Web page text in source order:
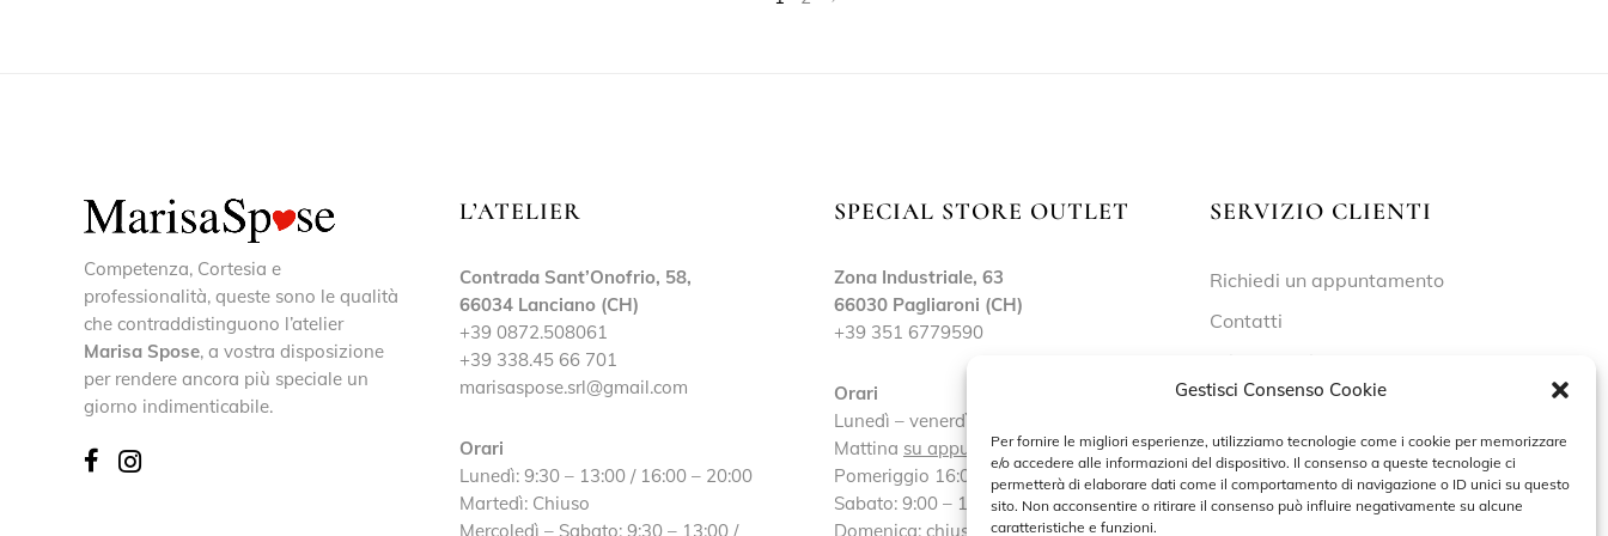
Gestisci Consenso Cookie
Per fornire le migliori esperienze, utilizziamo tecnologie come i cookie per memorizzare
e/o accedere alle informazioni del dispositivo. Il consenso a queste tecnologie ci
permetterà di elaborare dati come il comportamento di navigazione o ID unici su questo
sito. Non acconsentire o ritirare il consenso può influire negativamente su alcune
caratteristiche e funzioni.
Competenza, Cortesia e
professionalità, queste sono le qualità
che contraddistinguono l’atelier
Marisa Spose, a vostra disposizione
per rendere ancora più speciale un
giorno indimenticabile.
L’ATELIER
Contrada Sant’Onofrio, 58,
66034 Lanciano (CH)
+39 0872.508061
+39 338.45 66 701
marisaspose.srl@gmail.com
Orari
Lunedì: 9:30 – 13:00 / 16:00 – 20:00
Martedì: Chiuso
Mercoledì – Sabato: 9:30 – 13:00 /
SPECIAL STORE OUTLET
Zona Industriale, 63
66030 Pagliaroni (CH)
+39 351 6779590
Orari
Lunedì – venerdì:
Mattina su appuntamento
Pomeriggio 16:00 – 19:30
Sabato: 9:00 – 13:00 / 16:30 – 19:30
Domenica: chiuso
SERVIZIO CLIENTI
Richiedi un appuntamento
Contatti
Cookie Policy